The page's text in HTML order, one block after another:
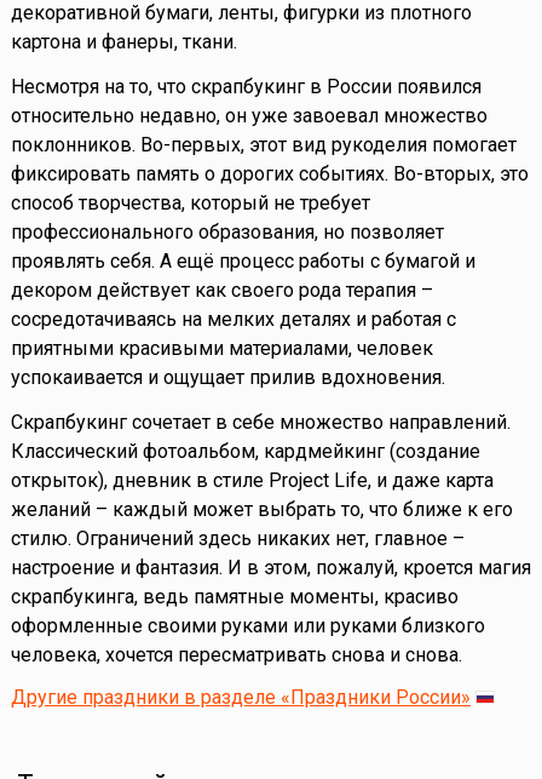
декоративной бумаги, ленты, фигурки из плотного
картона и фанеры, ткани.
Несмотря на то, что скрапбукинг в России появился
относительно недавно, он уже завоевал множество
поклонников. Во-первых, этот вид рукоделия помогает
фиксировать память о дорогих событиях. Во-вторых, это
способ творчества, который не требует
профессионального образования, но позволяет
проявлять себя. А ещё процесс работы с бумагой и
декором действует как своего рода терапия –
сосредотачиваясь на мелких деталях и работая с
приятными красивыми материалами, человек
успокаивается и ощущает прилив вдохновения.
Скрапбукинг сочетает в себе множество направлений.
Классический фотоальбом, кардмейкинг (создание
открыток), дневник в стиле Project Life, и даже карта
желаний – каждый может выбрать то, что ближе к его
стилю. Ограничений здесь никаких нет, главное –
настроение и фантазия. И в этом, пожалуй, кроется магия
скрапбукинга, ведь памятные моменты, красиво
оформленные своими руками или руками близкого
человека, хочется пересматривать снова и снова.
Другие праздники в разделе «Праздники России»